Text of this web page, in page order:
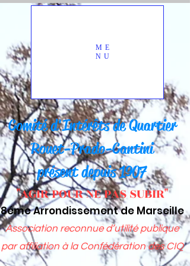
ME
NU
Comité d'Intérêts de Quartier
Rouet-Prado-Cantini
présent depuis 1907
"AGIR POUR NE PAS SUBIR"
8éme Arrondissement de Marseille
Association reconnue d’utilité publique
par affiliation àla Confédération des CIQ